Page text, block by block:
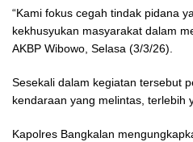
“Kami fokus cegah tindak pidana
kekhusyukan masyarakat dalam
AKBP Wibowo, Selasa (3/3/26).
Sesekali dalam kegiatan tersebut
kendaraan yang melintas, terlebih
Kapolres Bangkalan